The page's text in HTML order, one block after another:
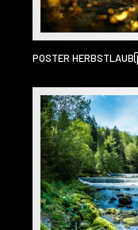
POSTER HERBSTLAUB